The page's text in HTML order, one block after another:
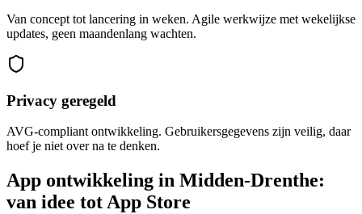
Van concept tot lancering in weken. Agile werkwijze met wekelijkse
updates, geen maandenlang wachten.
Privacy geregeld
AVG-compliant ontwikkeling. Gebruikersgegevens zijn veilig, daar
hoef je niet over na te denken.
App ontwikkeling in Midden-Drenthe:
van idee tot App Store